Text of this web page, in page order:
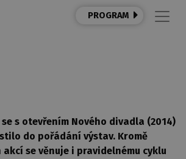
PROGRAM
se s otevřením Nového divadla (2014)
do pořádání výstav. Kromě
se věnuje i pravidelnému cyklu